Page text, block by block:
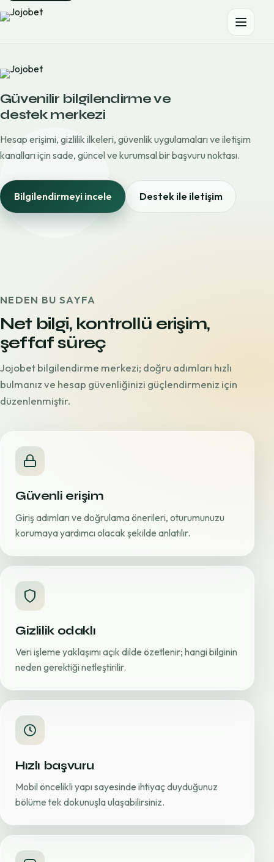
Güvenilir bilgilendirme ve
destek merkezi
Hesap erişimi, gizlilik ilkeleri, güvenlik uygulamaları ve iletişim
kanalları için sade, güncel ve kurumsal bir başvuru noktası.
Bilgilendirmeyi incele Destek ile iletişim
NEDEN BU SAYFA
Net bilgi, kontrollü erişim,
şeffaf süreç
Jojobet bilgilendirme merkezi; doğru adımları hızlı
bulmanız ve hesap güvenliğinizi güçlendirmeniz için
düzenlenmiştir.
Güvenli erişim
Giriş adımları ve doğrulama önerileri, oturumunuzu
korumaya yardımcı olacak şekilde anlatılır.
Gizlilik odaklı
Veri işleme yaklaşımı açık dilde özetlenir; hangi bilginin
neden gerektiği netleştirilir.
Hızlı başvuru
Mobil öncelikli yapı sayesinde ihtiyaç duyduğunuz
bölüme tek dokunuşla ulaşabilirsiniz.